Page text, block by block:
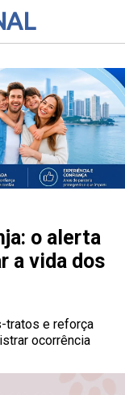
o alerta
a vida dos
tratos e reforça
ocorrência